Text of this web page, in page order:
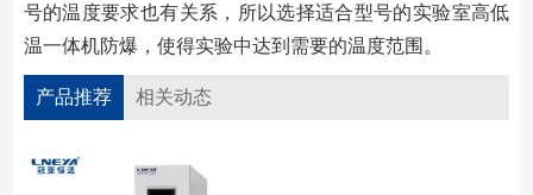
号的温度要求也有关系，所以选择适合型号的实验室高低
温一体机防爆，使得实验中达到需要的温度范围。
产品推荐 相关动态